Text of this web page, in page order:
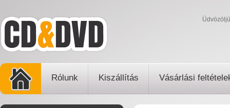
Rólunk Kiszállítás Vásárlási